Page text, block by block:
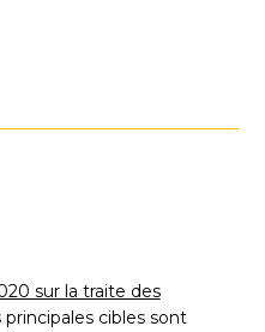
sur la traite des
cibles sont